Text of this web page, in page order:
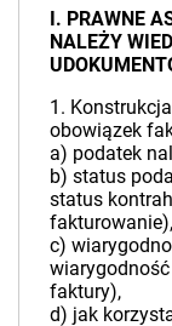
I. PRAWNE
NALEŻY
1.
obowiązek
a) podatek
b) status
status
fakturowanie),
c)
faktury),
d) jak